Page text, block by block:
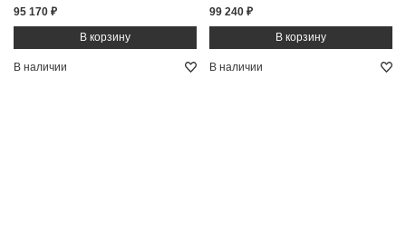
95 170 ₽
99 240 ₽
В наличии В наличии